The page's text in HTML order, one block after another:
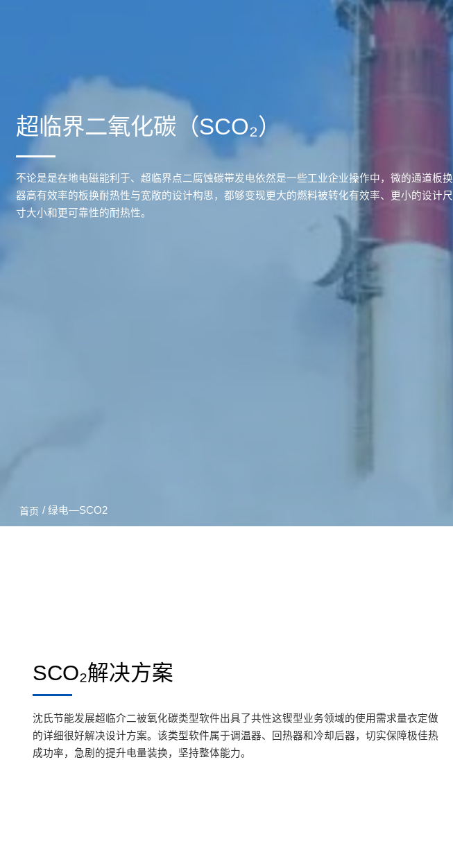
超临界二氧化碳（SCO₂）
不论是是在地电磁能利于、超临界点二腐蚀碳带发电依然是一些工业企业操作中，微的通道板换
器高有效率的板换耐热性与宽敞的设计构思，都够变现更大的燃料被转化有效率、更小的设计尺
寸大小和更可靠性的耐热性。
首页 / 绿电—SCO2
SCO₂解决方案
沈氏节能发展超临介二被氧化碳类型软件出具了共性这锲型业务领域的使用需求量衣定做
的详细很好解决设计方案。该类型软件属于调温器、回热器和冷却后器，切实保障极佳热
成功率，急剧的提升电量装换，坚持整体能力。